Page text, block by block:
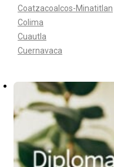
Coatzacoalcos-Minatitlan
Colima
Cuautla
Cuernavaca